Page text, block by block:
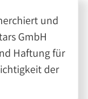
und
GmbH
Haftung für
der